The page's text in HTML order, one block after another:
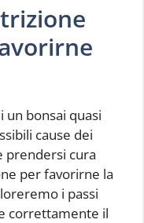
un bonsai quasi
cause dei
prendersi cura
per favorirne la
i passi
correttamente il